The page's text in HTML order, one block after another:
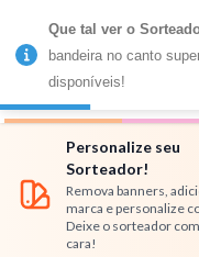
Números
Personalize seu
Sorteador!
Remova banners,
marca e personalize
Deixe o sorteador com
cara!
Que tal ver o
bandeira no canto
disponíveis!